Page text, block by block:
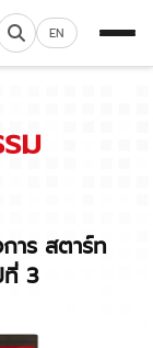
EN
ม
าร สตาร์ท
3